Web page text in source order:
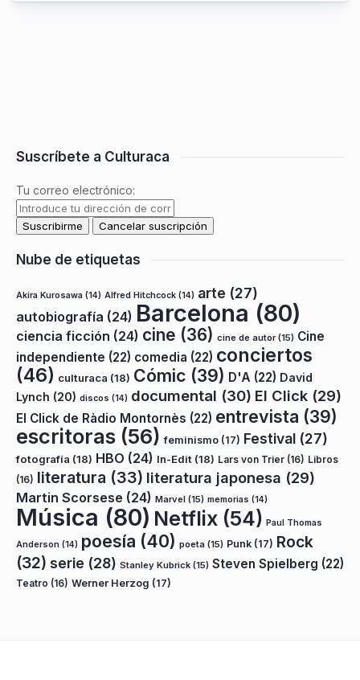
Suscríbete a Culturaca
Tu correo electrónico:
Nube de etiquetas
Akira Kurosawa (14) Alfred Hitchcock (14) arte (27)
autobiografía (24) Barcelona (80)
ciencia ficción (24) cine (36) cine de autor(15) Cine
independiente (22) comedia (22) conciertos
(46) culturaca (18) Cómic (39) D'A (22) David
Lynch (20) discos (14) documental (30) El Click (29)
El Click de Ràdio Montornès (22) entrevista (39)
escritoras (56) feminismo (17) Festival (27)
fotografía (18) HBO (24) In-Edit (18) Lars von Trier (16) Libros
(16) literatura (33) literatura japonesa (29)
Martin Scorsese (24) Marvel (15) memorias (14)
Música (80) Netflix (54) Paul Thomas
Anderson (14) poesía (40) poeta (15) Punk (17) Rock
(32) serie (28) Stanley Kubrick (15) Steven Spielberg (22)
Teatro (16) Werner Herzog (17)